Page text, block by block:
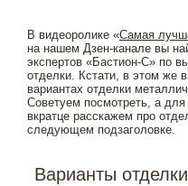
В видеоролике «Самая
на нашем Дзен-канале вы
экспертов «Бастион-С» по
отделки. Кстати, в этом же
вариантах отделки
Советуем посмотреть, а для
вкратце расскажем про
следующем подзаголовке.
Варианты